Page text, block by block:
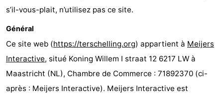
Passer
la
Appartements
Elements
-
s’il-vous-plait, n’utilisez pas ce site.
Général
Ce site web (https://terschelling.org) appartient à Meijers
Interactive, situé Koning Willem I straat 12 6217 LW à
Maastricht (NL), Chambre de Commerce : 71892370 (ci-
après : Meijers Interactive). Meijers Interactive est